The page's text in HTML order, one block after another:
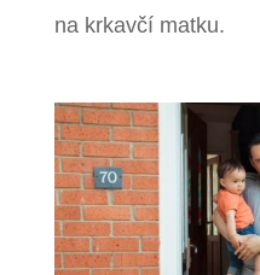
na krkavčí matku.